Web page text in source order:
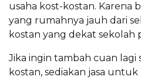
usaha kost-kostan. Karena
yang rumahnya jauh dari
kostan yang dekat sekolah
Jika ingin tambah cuan lagi
kostan, sediakan jasa